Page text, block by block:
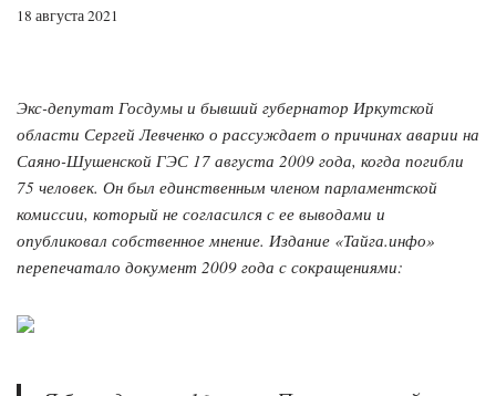
18 августа 2021
Экс-депутат Госдумы и бывший губернатор Иркутской
области Сергей Левченко о рассуждает о причинах аварии на
Саяно-Шушенской ГЭС 17 августа 2009 года, когда погибли
75 человек. Он был единственным членом парламентской
комиссии, который не согласился с ее выводами и
опубликовал собственное мнение. Издание «Тайга.инфо»
перепечатало документ 2009 года с сокращениями: